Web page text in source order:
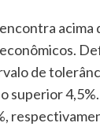
de
superior